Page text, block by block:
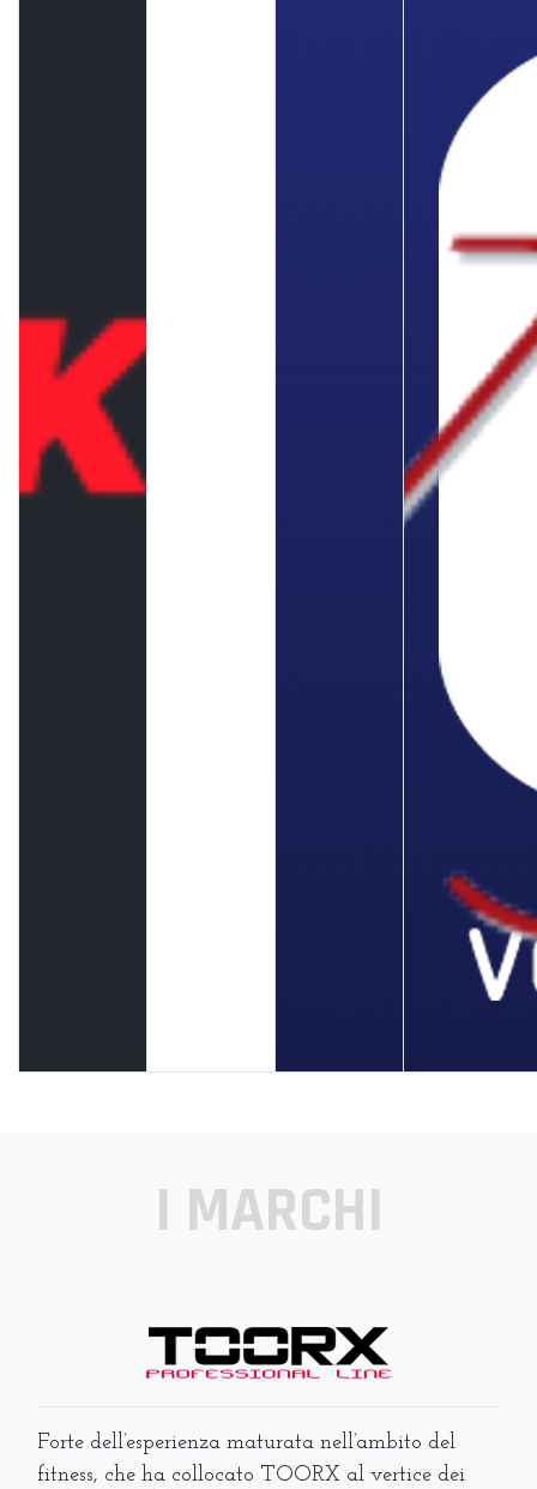
I MARCHI
Forte dell’esperienza maturata nell’ambito del
fitness, che ha collocato TOORX al vertice dei